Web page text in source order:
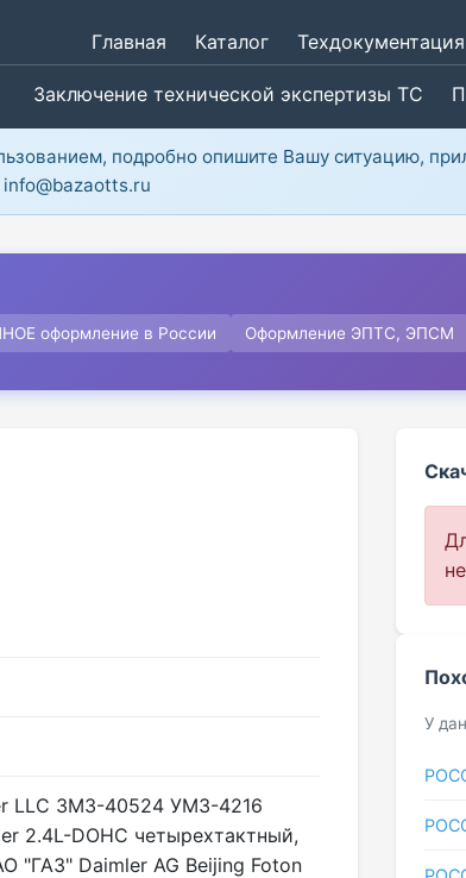
Главная Каталог Техдокументация
Заключение технической экспертизы ТС
подробно опишите Вашу ситуацию,
info@bazaotts.ru
оформление в России Оформление ЭПТС, ЭПСМ
LLC ЗМЗ-40524 УМЗ-4216
2.4L-DOHC четырехтактный,
"ГАЗ" Daimler AG Beijing Foton
У